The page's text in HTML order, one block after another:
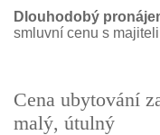
Dlouhodobý
smluvní cenu s
Cena ubytování
malý, útulný